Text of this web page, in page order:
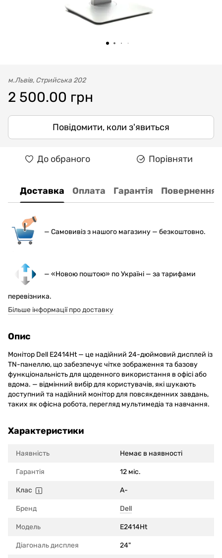
м.Львів, Стрийська 202
2 500.00 грн
Повідомити, коли з'явиться
До обраного Порівняти
Доставка Оплата Гарантія Повернення
— Самовивіз з нашого магазину — безкоштовно.
— «Новою поштою» по Україні — за тарифами
перевізника.
Більше інформації про доставку
Опис
Монітор Dell E2414Ht — це надійний 24-дюймовий дисплей із
TN-панеллю, що забезпечує чітке зображення та базову
функціональність для щоденного використання в офісі або
вдома. — відмінний вибір для користувачів, які шукають
доступний та надійний монітор для повсякденних завдань,
таких як офісна робота, перегляд мультимедіа та навчання.
Характеристики
Наявність Немає в наявності
Гарантія 12 міс.
Клас A-
Бренд Dell
Модель E2414Ht
Діагональ дисплея 24"